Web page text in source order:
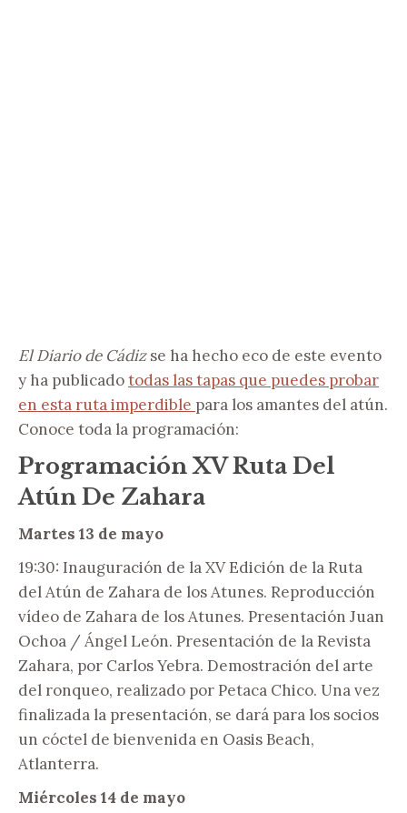
El Diario de Cádizse ha hecho eco de este evento
y ha publicadotodas las tapas que puedes probar
en esta ruta imperdible para los amantes del atún.
Conoce toda la programación:
Programación XV Ruta Del
Atún De Zahara
Martes 13 de mayo
19:30: Inauguración de la XV Edición de la Ruta
del Atún de Zahara de los Atunes. Reproducción
vídeo de Zahara de los Atunes. Presentación Juan
Ochoa / Ángel León. Presentación de la Revista
Zahara, por Carlos Yebra. Demostración del arte
del ronqueo, realizado por Petaca Chico. Una vez
finalizada la presentación, se dará para los socios
un cóctel de bienvenida en Oasis Beach,
Atlanterra.
Miércoles 14 de mayo